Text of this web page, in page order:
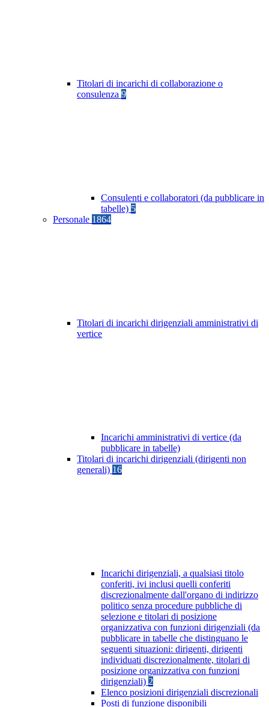
Titolari di incarichi di collaborazione o
consulenza 9
Consulenti e collaboratori (da pubblicare in
tabelle) 5
Personale 1864
Titolari di incarichi dirigenziali amministrativi di
vertice
Incarichi amministrativi di vertice (da
pubblicare in tabelle)
Titolari di incarichi dirigenziali (dirigenti non
generali) 16
Incarichi dirigenziali, a qualsiasi titolo
conferiti, ivi inclusi quelli conferiti
discrezionalmente dall'organo di indirizzo
politico senza procedure pubbliche di
selezione e titolari di posizione
organizzativa con funzioni dirigenziali (da
pubblicare in tabelle che distinguano le
seguenti situazioni: dirigenti, dirigenti
individuati discrezionalmente, titolari di
posizione organizzativa con funzioni
dirigenziali) 2
Elenco posizioni dirigenziali discrezionali
Posti di funzione disponibili